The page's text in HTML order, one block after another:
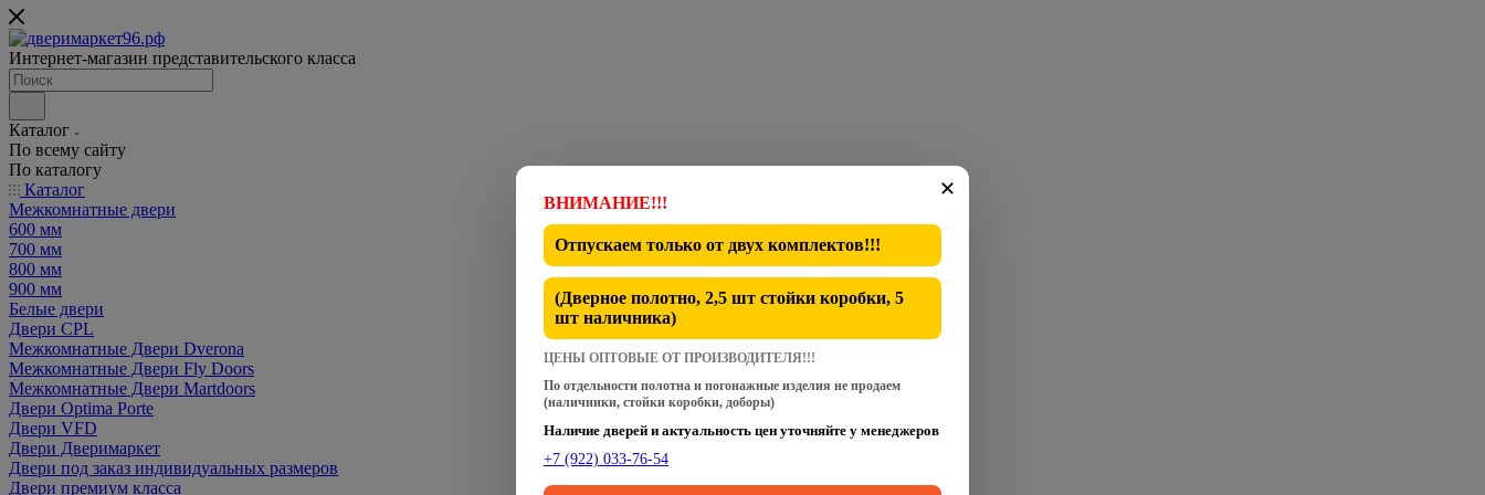
Интернет-магазин представительского класса
Каталог
По всему сайту
По каталогу
Каталог
Межкомнатные двери
600 мм
700 мм
800 мм
900 мм
Белые двери
Двери CPL
Межкомнатные Двери Dverona
Межкомнатные Двери Fly Doors
Межкомнатные Двери Martdoors
Двери Optima Porte
Двери VFD
Двери Дверимаркет
Двери под заказ индивидуальных размеров
Двери премиум класса
✕
ВНИМАНИЕ!!!
Отпускаем только от двух комплектов!!!
(Дверное полотно, 2,5 шт стойки коробки, 5
шт наличника)
ЦЕНЫ ОПТОВЫЕ ОТ ПРОИЗВОДИТЕЛЯ!!!
По отдельности полотна и погонажные изделия не продаем
(наличники, стойки коробки, доборы)
Наличие дверей и актуальность цен уточняйте у менеджеров
+7 (922) 033-76-54